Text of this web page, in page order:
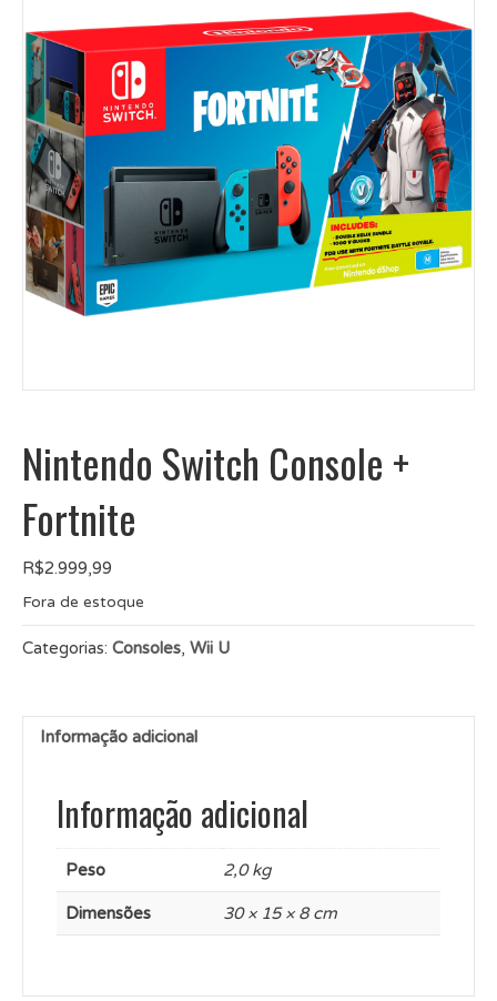
Nintendo Switch Console +
Fortnite
R$2.999,99
Fora de estoque
Categorias: Consoles, Wii U
Informação adicional
Informação adicional
Peso 2,0 kg
Dimensões 30 × 15 × 8 cm